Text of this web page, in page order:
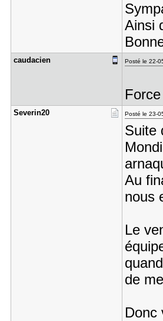
Ainsi
caudacien Posté le 22-
Severin20 Posté le 23-
Suite
Au
nous
Le
de
Donc